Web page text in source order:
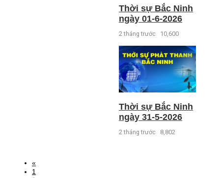
Thời sự Bắc Ninh
ngày 01-6-2026
2 tháng trước 10,600
Thời sự Bắc Ninh
ngày 31-5-2026
2 tháng trước 8,802
«
1